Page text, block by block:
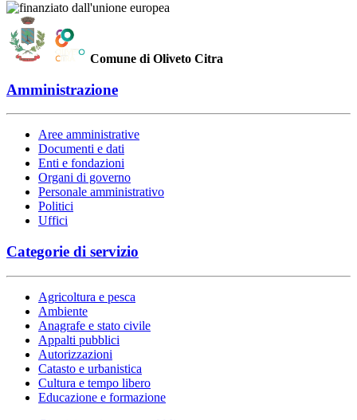
Comune di Oliveto Citra
Amministrazione
Aree amministrative
Documenti e dati
Enti e fondazioni
Organi di governo
Personale amministrativo
Politici
Uffici
Categorie di servizio
Agricoltura e pesca
Ambiente
Anagrafe e stato civile
Appalti pubblici
Autorizzazioni
Catasto e urbanistica
Cultura e tempo libero
Educazione e formazione